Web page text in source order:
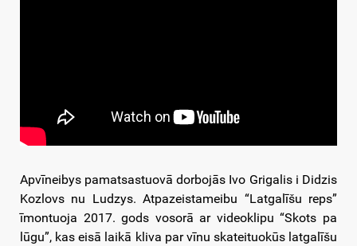
Apvīneibys pamatsastuovā dorbojās Ivo Grigalis i Didzis
Kozlovs nu Ludzys. Atpazeistameibu “Latgalīšu reps”
īmontuoja 2017. gods vosorā ar videoklipu “Skots pa
lūgu”, kas eisā laikā kliva par vīnu skateituokūs latgalīšu